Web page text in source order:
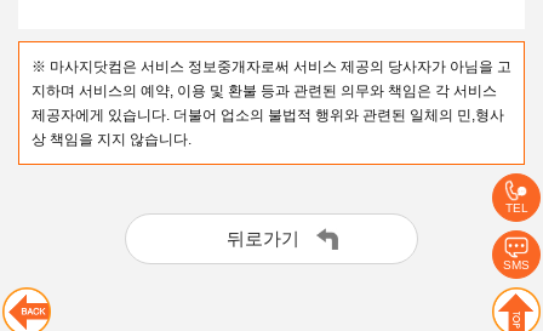
TEL
SMS
※ 마사지닷컴은 서비스 정보중개자로써 서비스 제공의 당사자가 아님을 고
지하며 서비스의 예약, 이용 및 환불 등과 관련된 의무와 책임은 각 서비스
제공자에게 있습니다. 더불어 업소의 불법적 행위와 관련된 일체의 민,형사
상 책임을 지지 않습니다.
뒤로가기